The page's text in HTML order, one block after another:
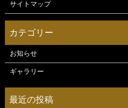
サイトマップ
お知らせ
ギャラリー